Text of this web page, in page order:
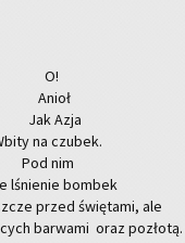
bom­bek
świę­ta­mi, ale
oraz po­zło­tą.